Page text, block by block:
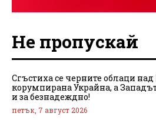
Не пропускай
Сгъстиха се черните облаци
корумпирана Украйна, а
и за безнадеждно!
петък, 7 август 2026